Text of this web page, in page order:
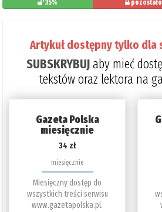
35%
Artykuł dostępny tylko dla
SUBSKRYBUJaby mieć
tekstów oraz lektora na
Gazeta Polska
miesięcznie
34 zł
miesięcznie
Miesięczny dostęp do
wszystkich treści serwisu
www.gazetapolska.pl.